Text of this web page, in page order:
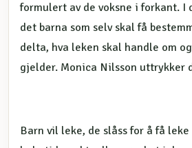
formulert av de voksne i forkant. I
det barna som selv skal få
delta, hva leken skal handle om
gjelder. Monica Nilsson uttrykker
Barn vil leke, de slåss for å få